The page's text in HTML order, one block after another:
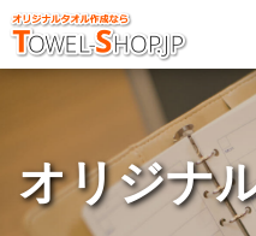
オリジナ